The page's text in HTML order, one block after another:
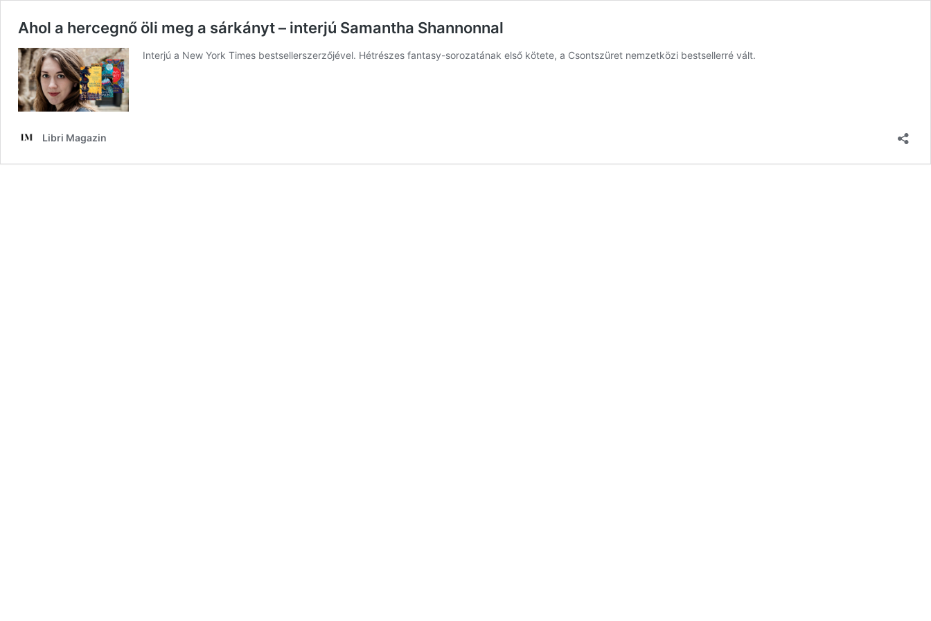
Ahol a hercegnő öli meg a sárkányt – interjú Samantha Shannonnal
Interjú a New York Times bestsellerszerzőjével. Hétrészes fantasy-sorozatának első kötete, a Csontszüret nemzetközi bestsellerré vált.
Libri Magazin